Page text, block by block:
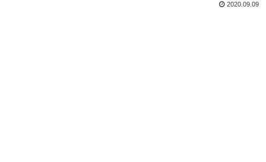
2020.09.09